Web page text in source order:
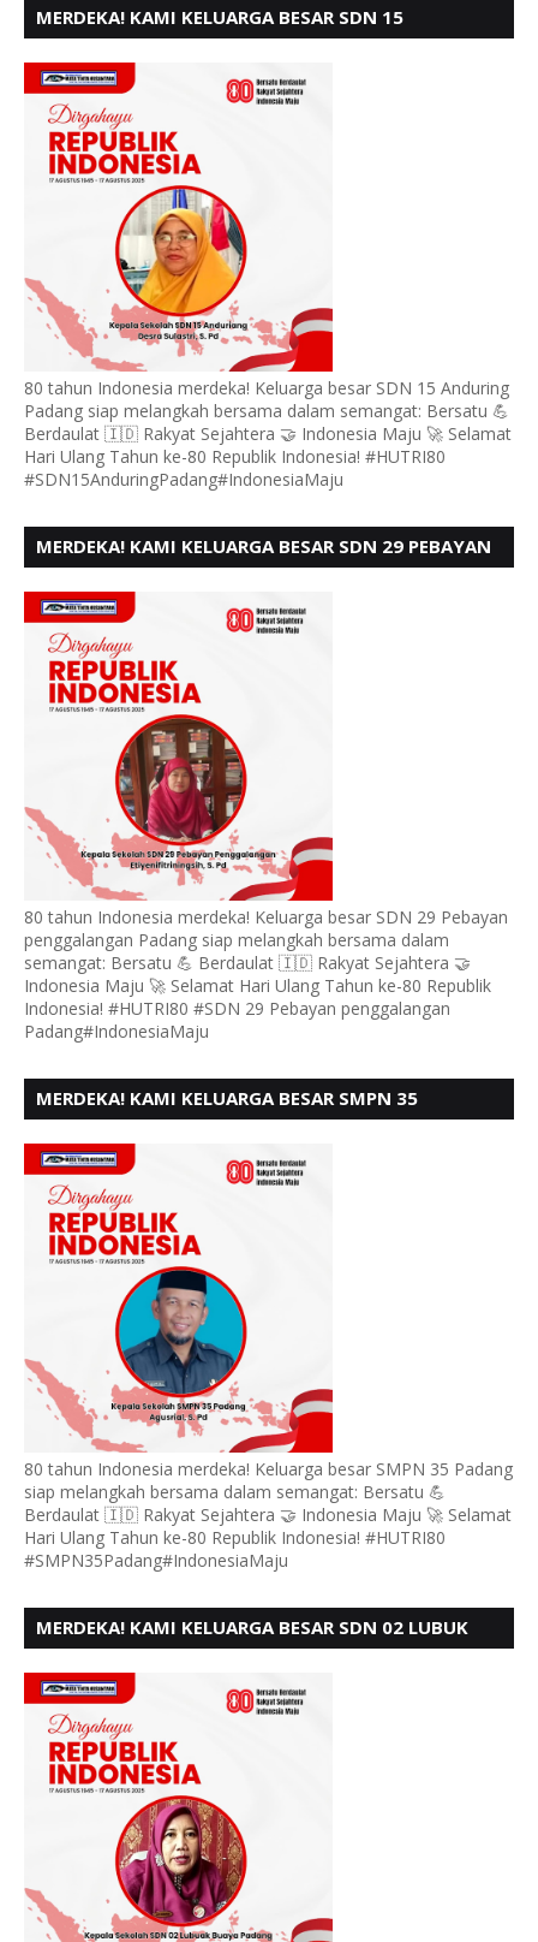
MERDEKA! KAMI KELUARGA BESAR SDN 15
80 tahun Indonesia merdeka! Keluarga besar SDN 15 Anduring
Padang siap melangkah bersama dalam semangat: Bersatu 💪
Berdaulat 🇮🇩 Rakyat Sejahtera 🤝 Indonesia Maju 🚀 Selamat
Hari Ulang Tahun ke-80 Republik Indonesia! #HUTRI80
#SDN15AnduringPadang#IndonesiaMaju
MERDEKA! KAMI KELUARGA BESAR SDN 29 PEBAYAN
KE - 80
80 tahun Indonesia merdeka! Keluarga besar SDN 29 Pebayan
penggalangan Padang siap melangkah bersama dalam
semangat: Bersatu 💪 Berdaulat 🇮🇩 Rakyat Sejahtera 🤝
Indonesia Maju 🚀 Selamat Hari Ulang Tahun ke-80 Republik
Indonesia! #HUTRI80 #SDN 29 Pebayan penggalangan
Padang#IndonesiaMaju
MERDEKA! KAMI KELUARGA BESAR SMPN 35
80 tahun Indonesia merdeka! Keluarga besar SMPN 35 Padang
siap melangkah bersama dalam semangat: Bersatu 💪
Berdaulat 🇮🇩 Rakyat Sejahtera 🤝 Indonesia Maju 🚀 Selamat
Hari Ulang Tahun ke-80 Republik Indonesia! #HUTRI80
#SMPN35Padang#IndonesiaMaju
MERDEKA! KAMI KELUARGA BESAR SDN 02 LUBUK
HUT RI KE - 80,